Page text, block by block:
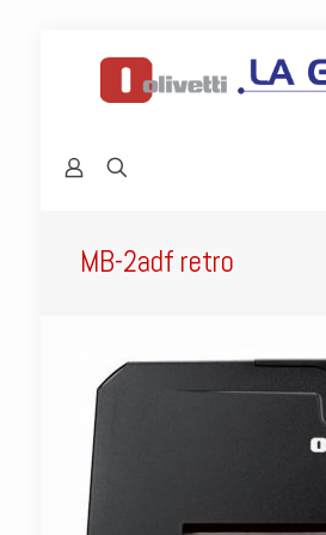
MB-2adf retro